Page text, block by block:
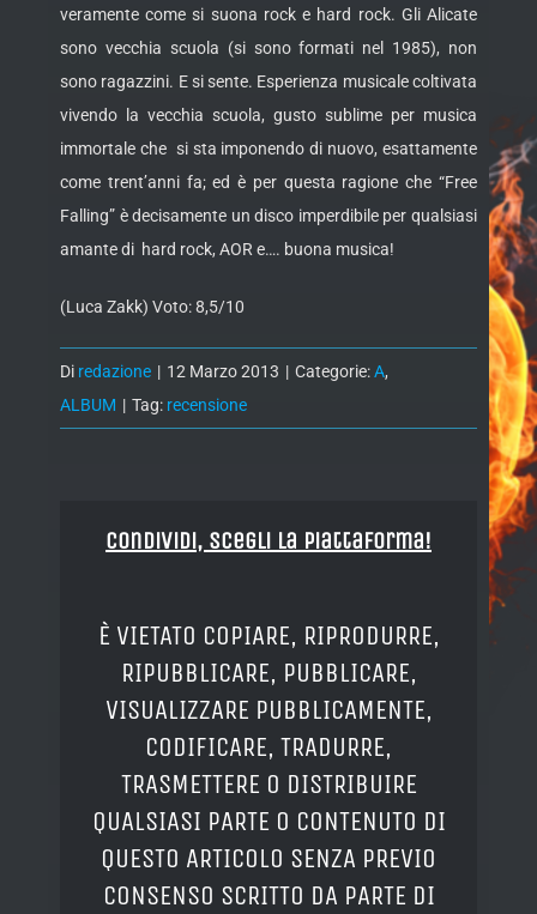
veramente come si suona rock e hard rock. Gli Alicate
sono vecchia scuola (si sono formati nel 1985), non
sono ragazzini. E si sente. Esperienza musicale coltivata
vivendo la vecchia scuola, gusto sublime per musica
immortale che si sta imponendo di nuovo, esattamente
come trent’anni fa; ed è per questa ragione che “Free
Falling” è decisamente un disco imperdibile per qualsiasi
amante di hard rock, AOR e…. buona musica!
(Luca Zakk) Voto: 8,5/10
Di redazione | 12 Marzo 2013 | Categorie:A,
ALBUM | Tag: recensione
Condividi, Scegli la piattaforma!
È VIETATO COPIARE, RIPRODURRE,
RIPUBBLICARE, PUBBLICARE,
VISUALIZZARE PUBBLICAMENTE,
CODIFICARE, TRADURRE,
TRASMETTERE O DISTRIBUIRE
QUALSIASI PARTE O CONTENUTO DI
QUESTO ARTICOLO SENZA PREVIO
CONSENSO SCRITTO DA PARTE DI